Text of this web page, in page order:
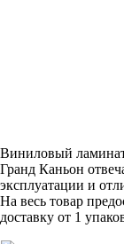
Виниловый
Гранд Каньон
эксплуатации и
На весь товар
доставку от 1